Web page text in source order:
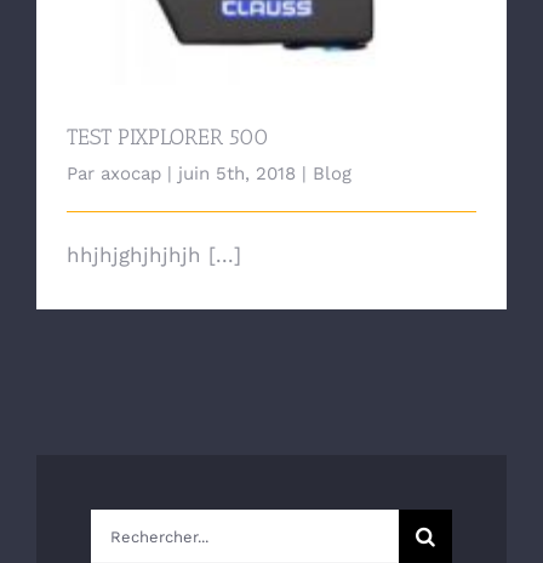
TEST PIXPLORER 500
Par axocap | juin 5th, 2018 | Blog
hhjhjghjhjhjh [...]
Rechercher: